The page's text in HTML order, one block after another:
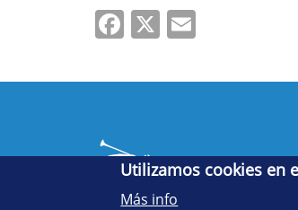
Facebook
X
Utilizamos cookies en
Más info